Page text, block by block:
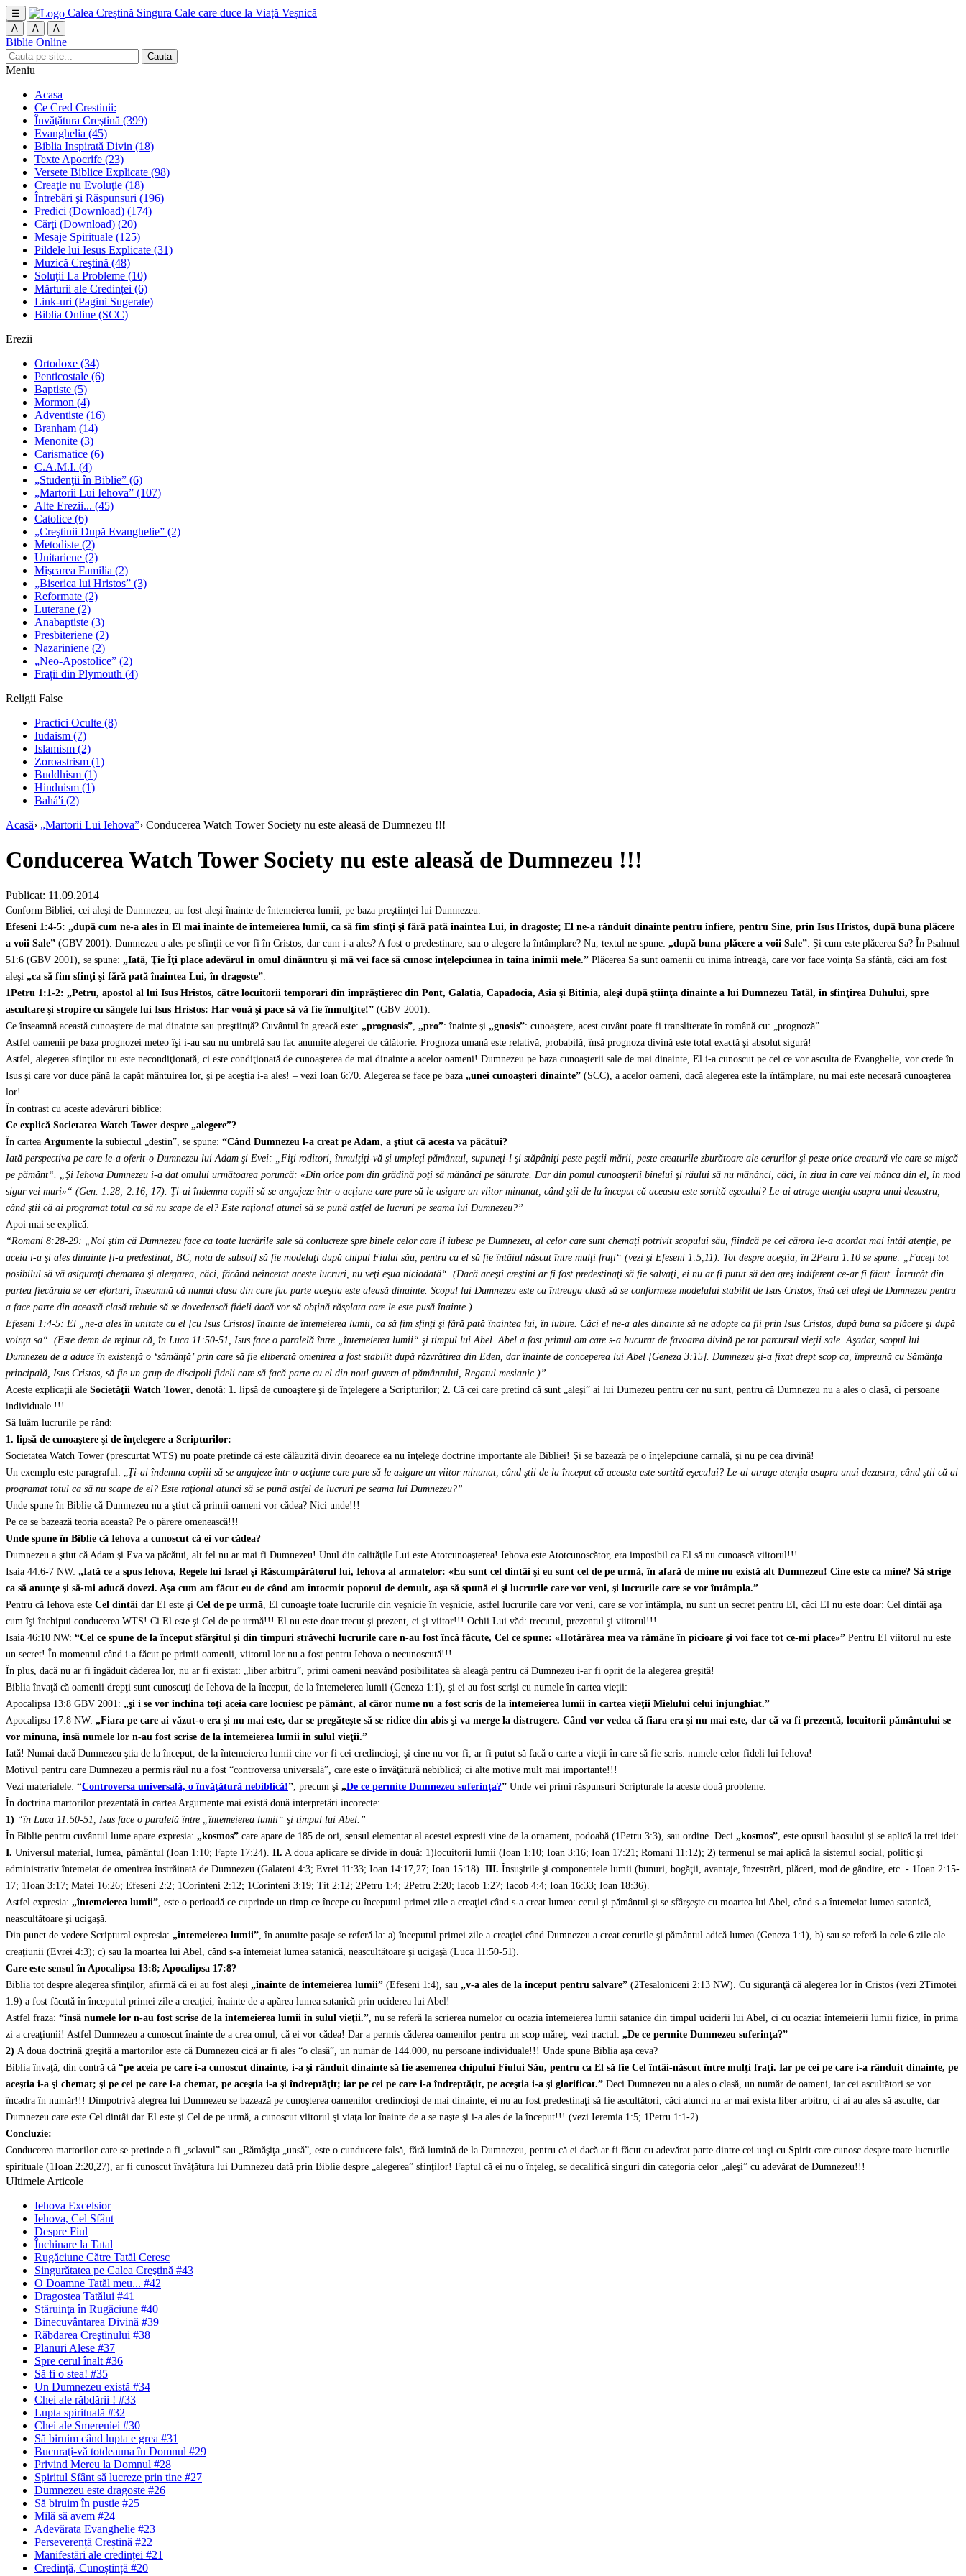
☰ Calea Creștină Singura Cale care duce la Viață Veșnică
A A A
Biblie Online
Cauta
Meniu
Acasa
Ce Cred Crestinii:
Învăţătura Creştină (399)
Evanghelia (45)
Biblia Inspirată Divin (18)
Texte Apocrife (23)
Versete Biblice Explicate (98)
Creaţie nu Evoluţie (18)
Întrebări şi Răspunsuri (196)
Predici (Download) (174)
Cărţi (Download) (20)
Mesaje Spirituale (125)
Pildele lui Iesus Explicate (31)
Muzică Creştină (48)
Soluţii La Probleme (10)
Mărturii ale Credinței (6)
Link-uri (Pagini Sugerate)
Biblia Online (SCC)
Erezii
Ortodoxe (34)
Penticostale (6)
Baptiste (5)
Mormon (4)
Adventiste (16)
Branham (14)
Menonite (3)
Carismatice (6)
C.A.M.I. (4)
„Studenţii în Biblie” (6)
„Martorii Lui Iehova” (107)
Alte Erezii... (45)
Catolice (6)
„Creştinii După Evanghelie” (2)
Metodiste (2)
Unitariene (2)
Mişcarea Familia (2)
„Biserica lui Hristos” (3)
Reformate (2)
Luterane (2)
Anabaptiste (3)
Presbiteriene (2)
Nazariniene (2)
„Neo-Apostolice” (2)
Frații din Plymouth (4)
Religii False
Practici Oculte (8)
Iudaism (7)
Islamism (2)
Zoroastrism (1)
Buddhism (1)
Hinduism (1)
Bahá'í(2)
Acasă› „Martorii Lui Iehova”› Conducerea Watch Tower Society nu este aleasă de Dumnezeu !!!
Conducerea Watch Tower Society nu este aleasă de Dumnezeu !!!
Publicat: 11.09.2014
Conform Bibliei, cei aleşi de Dumnezeu, au fost aleşi înainte de întemeierea lumii, pe baza preştiinţei lui Dumnezeu.
Efeseni 1:4-5: „după cum ne-a ales în El mai înainte de întemeierea lumii, ca să fim sfinţi şi fără pată înaintea Lui, în dragoste; El ne-a rânduit dinainte pentru înfiere, pentru Sine, prin Isus Hristos, după buna plăcere
a voii Sale” (GBV 2001). Dumnezeu a ales pe sfinţii ce vor fi în Cristos, dar cum i-a ales? A fost o predestinare, sau o alegere la întâmplare? Nu, textul ne spune: „după buna plăcere a voii Sale” . Şi cum este plăcerea Sa? În Psalmul
51:6 (GBV 2001), se spune: „Iată, Ţie Îţi place adevărul în omul dinăuntru şi mă vei face să cunosc înţelepciunea în taina inimii mele.” Plăcerea Sa sunt oamenii cu inima întreagă, care vor face voinţa Sa sfântă, căci am fost
aleşi „ca să fim sfinţi şi fără pată înaintea Lui, în dragoste”
1Petru 1:1-2: „Petru, apostol al lui Isus Hristos, către locuitorii temporari din împrăştierec din Pont, Galatia, Capadocia, Asia şi Bitinia, aleşi după ştiinţa dinainte a lui Dumnezeu Tatăl, în sfinţirea Duhului, spre
ascultare şi stropire cu sângele lui Isus Hristos: Har vouă şi pace să vă fie înmulţite!” (GBV 2001).
Ce înseamnă această cunoaştere de mai dinainte sau preştiinţă? Cuvântul în greacă este: „prognosis” „pro”: înainte şi „gnosis”: cunoaştere, acest cuvânt poate fi transliterate în română cu: „prognoză”.
Astfel oamenii pe baza prognozei meteo îşi i-au sau nu umbrelă sau fac anumite alegerei de călătorie. Prognoza umană este relativă, probabilă; însă prognoza divină este total exactă şi absolut sigură!
Astfel, alegerea sfinţilor nu este necondiţionată, ci este condiţionată de cunoaşterea de mai dinainte a acelor oameni! Dumnezeu pe baza cunoaşterii sale de mai dinainte, El i-a cunoscut pe cei ce vor asculta de Evanghelie, vor crede în
Isus şi care vor duce până la capăt mântuirea lor, şi pe aceştia i-a ales! – vezi Ioan 6:70. Alegerea se face pe baza „unei cunoaşteri dinainte” (SCC), a acelor oameni, dacă alegerea este la întâmplare, nu mai este necesară cunoaşterea
lor!
În contrast cu aceste adevăruri biblice:
Ce explică Societatea Watch Tower despre „alegere”?
În cartea Argumente la subiectul „destin”, se spune: “Când Dumnezeu l-a creat pe Adam, a ştiut că acesta va păcătui?
Iată perspectiva pe care le-a oferit-o Dumnezeu lui Adam şi Evei: „Fiţi roditori, înmulţiţi-vă şi umpleţi pământul, supuneţi-l şi stăpâniţi peste peştii mării, peste creaturile zburătoare ale cerurilor şi peste orice creatură vie care se mişcă
pe pământ“. „Şi Iehova Dumnezeu i-a dat omului următoarea poruncă: «Din orice pom din grădină poţi să mănânci pe săturate. Dar din pomul cunoaşterii binelui şi răului să nu mănânci, căci, în ziua în care vei mânca din el, în mod
sigur vei muri»“ (Gen. 1:28; 2:16, 17). Ţi-ai îndemna copiii să se angajeze într-o acţiune care pare să le asigure un viitor minunat, când ştii de la început că aceasta este sortită eşecului? Le-ai atrage atenţia asupra unui dezastru,
când ştii că ai programat totul ca să nu scape de el? Este raţional atunci să se pună astfel de lucruri pe seama lui Dumnezeu?”
Apoi mai se explică:
“Romani 8:28-29: „Noi ştim că Dumnezeu face ca toate lucrările sale să conlucreze spre binele celor care îl iubesc pe Dumnezeu, al celor care sunt chemaţi potrivit scopului său, fiindcă pe cei cărora le-a acordat mai întâi atenţie, pe
aceia i-a şi ales dinainte [i-a predestinat, BC, nota de subsol] să fie modelaţi după chipul Fiului său, pentru ca el să fie întâiul născut între mulţi fraţi“ (vezi şi Efeseni 1:5,11). Tot despre aceştia, în 2Petru 1:10 se spune: „Faceţi tot
posibilul să vă asiguraţi chemarea şi alergarea, căci, făcând neîncetat aceste lucruri, nu veţi eşua niciodată“. (Dacă aceşti creştini ar fi fost predestinaţi să fie salvaţi, ei nu ar fi putut să dea greş indiferent ce-ar fi făcut. Întrucât din
partea fiecăruia se cer eforturi, înseamnă că numai clasa din care fac parte aceştia este aleasă dinainte. Scopul lui Dumnezeu este ca întreaga clasă să se conformeze modelului stabilit de Isus Cristos, însă cei aleşi de Dumnezeu pentru
a face parte din această clasă trebuie să se dovedească fideli dacă vor să obţină răsplata care le este pusă înainte.)
Efeseni 1:4-5: El „ne-a ales în unitate cu el [cu Isus Cristos] înainte de întemeierea lumii, ca să fim sfinţi şi fără pată înaintea lui, în iubire. Căci el ne-a ales dinainte să ne adopte ca fii prin Isus Cristos, după buna sa plăcere şi după
voinţa sa“. (Este demn de reţinut că, în Luca 11:50-51, Isus face o paralelă între „întemeierea lumii“ şi timpul lui Abel. Abel a fost primul om care s-a bucurat de favoarea divină pe tot parcursul vieţii sale. Aşadar, scopul lui
Dumnezeu de a aduce în existenţă o ‘sămânţă’ prin care să fie eliberată omenirea a fost stabilit după răzvrătirea din Eden, dar înainte de conceperea lui Abel [Geneza 3:15]. Dumnezeu şi-a fixat drept scop ca, împreună cu Sămânţa
principală, Isus Cristos, să fie un grup de discipoli fideli care să facă parte cu el din noul guvern al pământului, Regatul mesianic.)”
Aceste explicaţii ale Societăţii Watch Tower , denotă: 1. lipsă de cunoaştere şi de înţelegere a Scripturilor; 2. Că cei care pretind că sunt „aleşi” ai lui Dumezeu pentru cer nu sunt, pentru că Dumnezeu nu a ales o clasă, ci persoane
individuale !!!
Să luăm lucrurile pe rând:
1. lipsă de cunoaştere şi de înţelegere a Scripturilor:
Societatea Watch Tower (prescurtat WTS) nu poate pretinde că este călăuzită divin deoarece ea nu înţelege doctrine importante ale Bibliei! Şi se bazează pe o înţelepciune carnală, şi nu pe cea divină!
Un exemplu este paragraful: „ Ţi-ai îndemna copiii să se angajeze într-o acţiune care pare să le asigure un viitor minunat, când ştii de la început că aceasta este sortită eşecului? Le-ai atrage atenţia asupra unui dezastru, când ştii că ai
programat totul ca să nu scape de el? Este raţional atunci să se pună astfel de lucruri pe seama lui Dumnezeu?”
Unde spune în Biblie că Dumnezeu nu a ştiut că primii oameni vor cădea? Nici unde!!!
Pe ce se bazează teoria aceasta? Pe o părere omenească!!!
Unde spune în Biblie că Iehova a cunoscut că ei vor cădea?
Dumnezeu a ştiut că Adam şi Eva va păcătui, alt fel nu ar mai fi Dumnezeu! Unul din calităţile Lui este Atotcunoaşterea! Iehova este Atotcunoscător, era imposibil ca El să nu cunoască viitorul!!!
Isaia 44:6-7 NW: „Iată ce a spus Iehova, Regele lui Israel şi Răscumpărătorul lui, Iehova al armatelor: «Eu sunt cel dintâi şi eu sunt cel de pe urmă, în afară de mine nu există alt Dumnezeu! Cine este ca mine? Să strige
ca să anunţe şi să-mi aducă dovezi. Aşa cum am făcut eu de când am întocmit poporul de demult, aşa să spună ei şi lucrurile care vor veni, şi lucrurile care se vor întâmpla.”
Pentru că Iehova este Cel dintâi dar El este şi Cel de pe urmă , El cunoaşte toate lucrurile din veşnicie în veşnicie, astfel lucrurile care vor veni, care se vor întâmpla, nu sunt un secret pentru El, căci El nu este doar: Cel dintâi aşa
cum îşi închipui conducerea WTS! Ci El este şi Cel de pe urmă!!! El nu este doar trecut şi prezent, ci şi viitor!!! Ochii Lui văd: trecutul, prezentul şi viitorul!!!
Isaia 46:10 NW: “Cel ce spune de la început sfârşitul şi din timpuri străvechi lucrurile care n-au fost încă făcute, Cel ce spune: «Hotărârea mea va rămâne în picioare şi voi face tot ce-mi place»” Pentru El viitorul nu este
un secret! În momentul când i-a făcut pe primii oamenii, viitorul lor nu a fost pentru Iehova o necunoscută!!!
În plus, dacă nu ar fi îngăduit căderea lor, nu ar fi existat: „liber arbitru”, primi oameni neavând posibilitatea să aleagă pentru că Dumnezeu i-ar fi oprit de la alegerea greşită!
Biblia învaţă că oamenii drepţi sunt cunoscuţi de Iehova de la început, de la întemeierea lumii (Geneza 1:1), şi ei au fost scrişi cu numele în cartea vieţii:
Apocalipsa 13:8 GBV 2001: „şi i se vor închina toţi aceia care locuiesc pe pământ, al căror nume nu a fost scris de la întemeierea lumii în cartea vieţii Mielului celui înjunghiat.”
Apocalipsa 17:8 NW: „Fiara pe care ai văzut-o era şi nu mai este, dar se pregăteşte să se ridice din abis şi va merge la distrugere. Când vor vedea că fiara era şi nu mai este, dar că va fi prezentă, locuitorii pământului se
vor minuna, însă numele lor n-au fost scrise de la întemeierea lumii în sulul vieţii.”
Iată! Numai dacă Dumnezeu ştia de la început, de la întemeierea lumii cine vor fi cei credincioşi, şi cine nu vor fi; ar fi putut să facă o carte a vieţii în care să fie scris: numele celor fideli lui Iehova!
Motivul pentru care Dumnezeu a permis răul nu a fost “controversa universală”, care este o învăţătură nebiblică; ci alte motive mult mai importante!!!
Vezi materialele: “Controversa universală, o învăţătură nebiblică!” , precum şi „De ce permite Dumnezeu suferinţa?” Unde vei primi răspunsuri Scripturale la aceste două probleme.
În doctrina martorilor prezentată în cartea Argumente mai există două interpretări incorecte:
1) “în Luca 11:50-51, Isus face o paralelă între „întemeierea lumii“ şi timpul lui Abel.”
În Biblie pentru cuvântul lume apare expresia: „kosmos” care apare de 185 de ori, sensul elementar al acestei expresii vine de la ornament, podoabă (1Petru 3:3), sau ordine. Deci „kosmos” , este opusul haosului şi se aplică la trei idei:
I. Universul material, lumea, pământul (Ioan 1:10; Fapte 17:24). II. A doua aplicare se divide în două: 1)locuitorii lumii (Ioan 1:10; Ioan 3:16; Ioan 17:21; Romani 11:12); 2) termenul se mai aplică la sistemul social, politic şi
administrativ întemeiat de omenirea înstrăinată de Dumnezeu (Galateni 4:3; Evrei 11:33; Ioan 14:17,27; Ioan 15:18). III. Însuşirile şi componentele lumii (bunuri, bogăţii, avantaje, înzestrări, plăceri, mod de gândire, etc. - 1Ioan 2:15-
17; 1Ioan 3:17; Matei 16:26; Efeseni 2:2; 1Corinteni 2:12; 1Corinteni 3:19; Tit 2:12; 2Petru 1:4; 2Petru 2:20; Iacob 1:27; Iacob 4:4; Ioan 16:33; Ioan 18:36).
Astfel expresia: „întemeierea lumii” , este o perioadă ce cuprinde un timp ce începe cu începutul primei zile a creaţiei când s-a creat lumea: cerul şi pământul şi se sfârşeşte cu moartea lui Abel, când s-a întemeiat lumea satanică,
neascultătoare şi ucigaşă.
Din punct de vedere Scriptural expresia: „întemeierea lumii” , în anumite pasaje se referă la: a) începutul primei zile a creaţiei când Dumnezeu a creat cerurile şi pământul adică lumea (Geneza 1:1), b) sau se referă la cele 6 zile ale
creaţiunii (Evrei 4:3); c) sau la moartea lui Abel, când s-a întemeiat lumea satanică, neascultătoare şi ucigaşă (Luca 11:50-51).
Care este sensul în Apocalipsa 13:8; Apocalipsa 17:8?
Biblia tot despre alegerea sfinţilor, afirmă că ei au fost aleşi „înainte de întemeierea lumii” (Efeseni 1:4), sau „v-a ales de la început pentru salvare” (2Tesaloniceni 2:13 NW). Cu siguranţă că alegerea lor în Cristos (vezi 2Timotei
1:9) a fost făcută în începutul primei zile a creaţiei, înainte de a apărea lumea satanică prin uciderea lui Abel!
Astfel fraza: “însă numele lor n-au fost scrise de la întemeierea lumii în sulul vieţii.” , nu se referă la scrierea numelor cu ocazia întemeierea lumii satanice din timpul uciderii lui Abel, ci cu ocazia: întemeierii lumii fizice, în prima
zi a creaţiunii! Astfel Dumnezeu a cunoscut înainte de a crea omul, că ei vor cădea! Dar a permis căderea oamenilor pentru un scop măreţ, vezi tractul: „De ce permite Dumnezeu suferinţa?”
2) A doua doctrină greşită a martorilor este că Dumnezeu cică ar fi ales “o clasă”, un număr de 144.000, nu persoane individuale!!! Unde spune Biblia aşa ceva?
Biblia învaţă, din contră că “pe aceia pe care i-a cunoscut dinainte, i-a şi rânduit dinainte să fie asemenea chipului Fiului Său, pentru ca El să fie Cel întâi-născut între mulţi fraţi. Iar pe cei pe care i-a rânduit dinainte, pe
aceştia i-a şi chemat; şi pe cei pe care i-a chemat, pe aceştia i-a şi îndreptăţit; iar pe cei pe care i-a îndreptăţit, pe aceştia i-a şi glorificat.” Deci Dumnezeu nu a ales o clasă, un număr de oameni, iar cei ascultători se vor
încadra în număr!!! Dimpotrivă alegrea lui Dumnezeu se bazează pe cunoşterea oamenilor credincioşi de mai dinainte, ei nu au fost predestinaţi să fie ascultători, căci atunci nu ar mai exista liber arbitru, ci ai au ales să asculte, dar
Dumnezeu care este Cel dintâi dar El este şi Cel de pe urmă, a cunoscut viitorul şi viaţa lor înainte de a se naşte şi i-a ales de la început!!! (vezi Ieremia 1:5; 1Petru 1:1-2).
Concluzie:
Conducerea martorilor care se pretinde a fi „sclavul” sau „Rămăşiţa „unsă”, este o cunducere falsă, fără lumină de la Dumnezeu, pentru că ei dacă ar fi făcut cu adevărat parte dintre cei unşi cu Spirit care cunosc despre toate lucrurile
spirituale (1Ioan 2:20,27), ar fi cunoscut învăţătura lui Dumnezeu dată prin Biblie despre „alegerea” sfinţilor! Faptul că ei nu o înţeleg, se decalifică singuri din categoria celor „aleşi” cu adevărat de Dumnezeu!!!
Ultimele Articole
Iehova Excelsior
Iehova, Cel Sfânt
Despre Fiul
Închinare la Tatal
Rugăciune Către Tatăl Ceresc
Singurătatea pe Calea Creştină #43
O Doamne Tatăl meu... #42
Dragostea Tatălui #41
Stăruinţa în Rugăciune #40
Binecuvântarea Divină #39
Răbdarea Creştinului #38
Planuri Alese #37
Spre cerul înalt #36
Să fi o stea! #35
Un Dumnezeu există #34
Chei ale răbdării ! #33
Lupta spirituală #32
Chei ale Smereniei #30
Să biruim când lupta e grea #31
Bucuraţi-vă totdeauna în Domnul #29
Privind Mereu la Domnul #28
Spiritul Sfânt să lucreze prin tine #27
Dumnezeu este dragoste #26
Să biruim în pustie #25
Milă să avem #24
Adevărata Evanghelie #23
Perseverență Creștină #22
Manifestări ale credinței #21
Credință, Cunoștință #20